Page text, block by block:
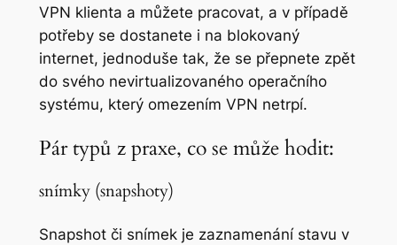
VPN klienta a můžete pracovat, a v případě
potřeby se dostanete i na blokovaný
internet, jednoduše tak, že se přepnete zpět
do svého nevirtualizovaného operačního
systému, který omezením VPN netrpí.
Pár typů z praxe, co se může hodit:
snímky (snapshoty)
Snapshot či snímek je zaznamenání stavu v